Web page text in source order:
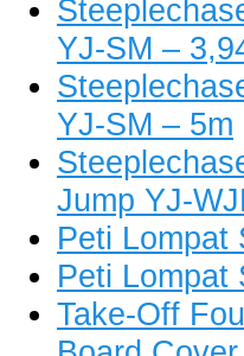
YJ-SM –
YJ-SM – 5m
Jump YJ-
Peti Lompat
Peti Lompat
Take-Off